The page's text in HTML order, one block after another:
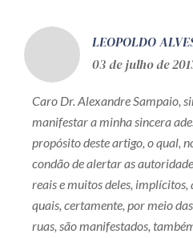
LEOPOLDO
03 de julho de
Caro Dr. Alexandre Sampaio,
manifestar a minha sincera
propósito deste artigo, o qual,
condão de alertar as
reais e muitos deles, implícitos,
quais, certamente, por meio
ruas, são manifestados,